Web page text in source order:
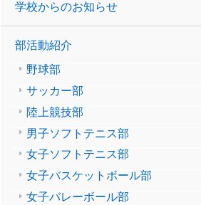
学校からのお知らせ
部活動紹介
野球部
サッカー部
陸上競技部
男子ソフトテニス部
女子ソフトテニス部
女子バスケットボール部
女子バレーボール部